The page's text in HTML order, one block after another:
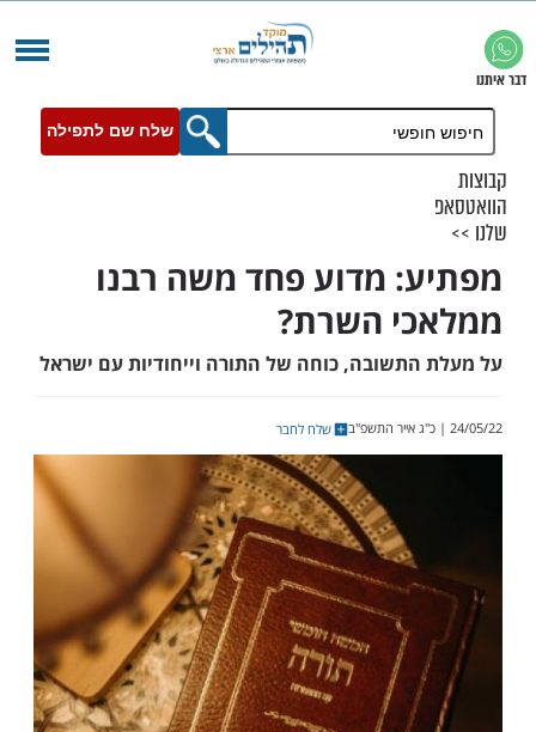
שלח שם לתפילה
מדוע פחד משה רבנו
כוחה של התורה וייחודיות עם ישראל
שלח לחבר